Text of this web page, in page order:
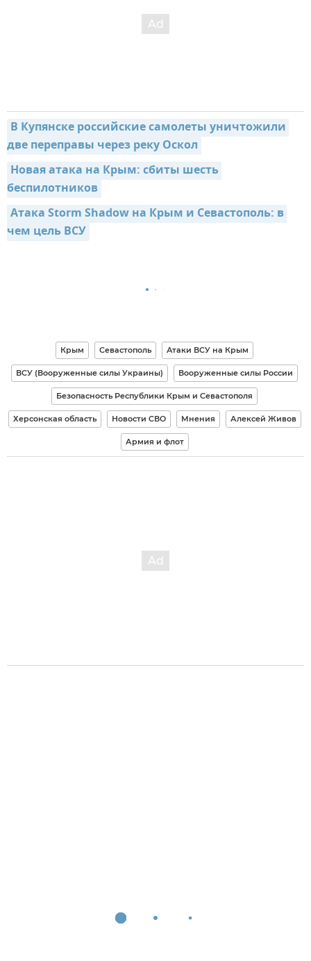
В Купянске российские самолеты уничтожили
две переправы через реку Оскол
Новая атака на Крым: сбиты шесть
беспилотников
Атака Storm Shadow на Крым и Севастополь: в
чем цель ВСУ
Крым Севастополь Атаки ВСУ на Крым
ВСУ (Вооруженные силы Украины) Вооруженные силы России
Безопасность Республики Крым и Севастополя
Херсонская область Новости СВО Мнения Алексей Живов
Армия и флот